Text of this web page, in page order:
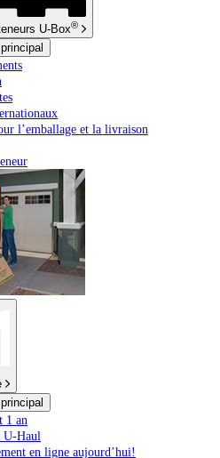
U-Box®
l’emballage et la livraison
1 an
U-Haul
en ligne aujourd’hui!